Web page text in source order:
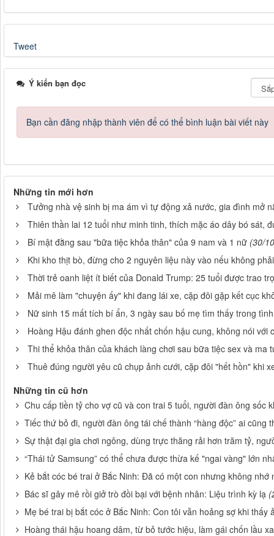
Tweet
Ý kiến bạn đọc
Bạn cần đăng nhập thành viên để có thể bình luận bài viết này
Những tin mới hơn
Tưởng nhà vệ sinh bị ma ám vì tự động xả nước, gia đình mở
Thiên thần lai 12 tuổi như minh tinh, thích mặc áo dây bó sát,
Bí mật đằng sau "bữa tiệc khỏa thân" của 9 nam và 1 nữ (30/
Khi kho thịt bò, đừng cho 2 nguyên liệu này vào nếu không
Thời trẻ oanh liệt ít biết của Donald Trump: 25 tuổi được trao
Mải mê làm "chuyện ấy" khi đang lái xe, cặp đôi gặp kết cục
Nữ sinh 15 mất tích bí ẩn, 3 ngày sau bố mẹ tìm thấy trong
Hoàng Hậu đánh ghen độc nhất chốn hậu cung, không nói với
Thi thể khỏa thân của khách làng chơi sau bữa tiệc sex và ma
Thuê đúng người yêu cũ chụp ảnh cưới, cặp đôi "hết hồn" khi
Những tin cũ hơn
Chu cấp tiền tỷ cho vợ cũ và con trai 5 tuổi, người đàn ông sốc
Tiếc thứ bỏ đi, người đàn ông tái chế thành “hàng độc” ai cũng
Sự thật đại gia chơi ngông, dùng trực thăng rải hơn trăm tỷ,
“Thái tử Samsung” có thể chưa được thừa kế "ngai vàng" lớn
Kẻ bắt cóc bé trai ở Bắc Ninh: Đã có một con nhưng không nhớ
Bác sĩ gây mê rồi giở trò đồi bại với bệnh nhân: Liệu trình kỳ lạ
Mẹ bé trai bị bắt cóc ở Bắc Ninh: Con tôi vẫn hoảng sợ khi thấy
Hoàng thái hậu hoang dâm, từ bỏ tước hiệu, làm gái chốn lầu